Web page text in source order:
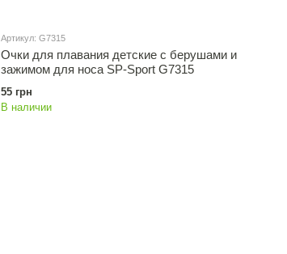
Артикул: G7315
Очки для плавания детские с берушами и
зажимом для носа SP-Sport G7315
55 грн
В наличии